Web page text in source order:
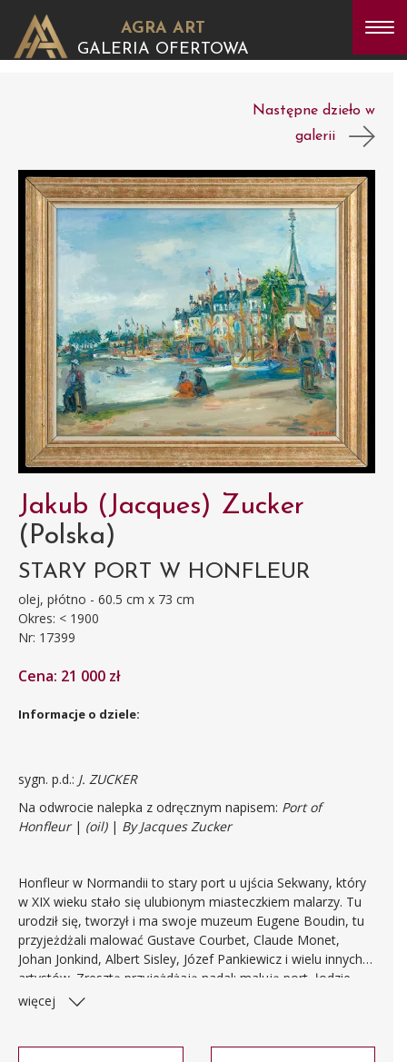
AGRA ART
GALERIA OFERTOWA
Następne dzieło w
galerii
Jakub (Jacques) Zucker
(Polska)
STARY PORT W HONFLEUR
olej, płótno - 60.5 cm x 73 cm
Okres: < 1900
Nr: 17399
Cena: 21 000 zł
Informacje o dziele:
sygn. p.d.: J. ZUCKER
Na odwrocie nalepka z odręcznym napisem: Port of
Honfleur| (oil) | By Jacques Zucker
Honfleur w Normandii to stary port u ujścia Sekwany, który
w XIX wieku stało się ulubionym miasteczkiem malarzy. Tu
urodził się, tworzył i ma swoje muzeum Eugene Boudin, tu
przyjeżdżali malować Gustave Courbet, Claude Monet,
Johan Jonkind, Albert Sisley, Józef Pankiewicz i wielu innych
artystów. Zresztą przyjeżdżają nadal; malują port, łodzie,
stare domy, placyki, kościoły. Bywał w Honfleur i Jakub
więcej